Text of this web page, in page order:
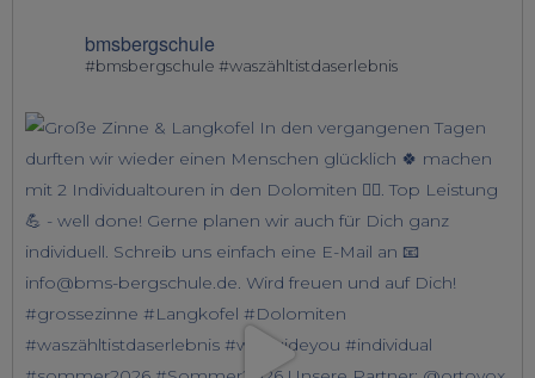
bmsbergschule
#bmsbergschule #waszähltistdaserlebnis